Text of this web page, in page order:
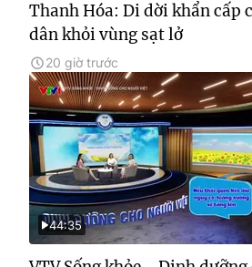
Thanh Hóa: Di dời khẩn cấp
dân khỏi vùng sạt lở
20 giờ trước
44:35